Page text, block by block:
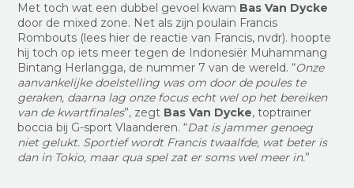
Met toch wat een dubbel gevoel kwam Bas Van Dycke
door de mixed zone. Net als zijn poulain Francis
Rombouts (lees hier de reactie van Francis, nvdr). hoopte
hij toch op iets meer tegen de Indonesiër Muhammang
Bintang Herlangga, de nummer 7 van de wereld.“Onze
aanvankelijke doelstelling was om door de poules te
geraken, daarna lag onze focus echt wel op het bereiken
van de kwartfinales”, zegt Bas Van Dycke, toptrainer
boccia bij G-sport Vlaanderen.“Dat is jammer genoeg
niet gelukt. Sportief wordt Francis twaalfde, wat beter is
dan in Tokio, maar qua spel zat er soms wel meer in.”